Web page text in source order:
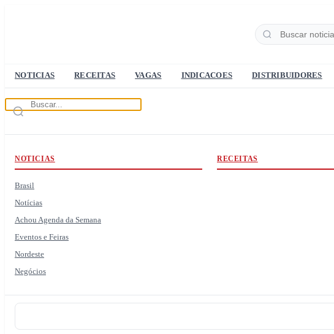
NOTICIAS RECEITAS VAGAS INDICACOES DISTRIBUIDORES
NOTICIAS
Brasil
Notícias
Achou Agenda da Semana
Eventos e Feiras
Nordeste
Negócios
RECEITAS